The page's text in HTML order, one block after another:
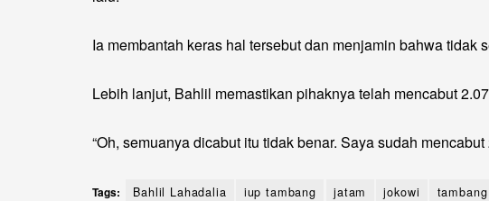
Ia membantah keras hal tersebut dan menjamin bahwa tidak
Lebih lanjut, Bahlil memastikan pihaknya telah mencabut
“Oh, semuanya dicabut itu tidak benar. Saya sudah
Tags: Bahlil Lahadalia iup tambang jatam jokowi